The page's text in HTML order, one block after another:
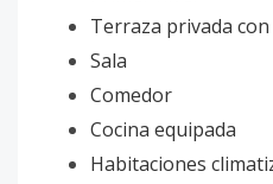
Terraza privada
Sala
Comedor
Cocina equipada
Habitaciones